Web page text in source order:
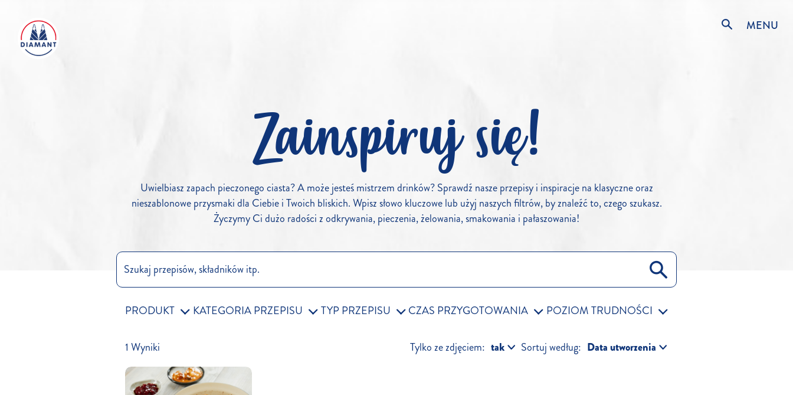
MENU
Zainspiruj się!
Uwielbiasz zapach pieczonego ciasta? A może jesteś mistrzem drinków? Sprawdź nasze przepisy i inspiracje na klasyczne oraz
nieszablonowe przysmaki dla Ciebie i Twoich bliskich. Wpisz słowo kluczowe lub użyj naszych filtrów, by znaleźć to, czego szukasz.
Życzymy Ci dużo radości z odkrywania, pieczenia, żelowania, smakowania i pałaszowania!
PRODUKT KATEGORIA PRZEPISU TYP PRZEPISU CZAS PRZYGOTOWANIA POZIOM TRUDNOŚCI
Tylko ze zdjęciem: Sortuj według:
1 Wyniki